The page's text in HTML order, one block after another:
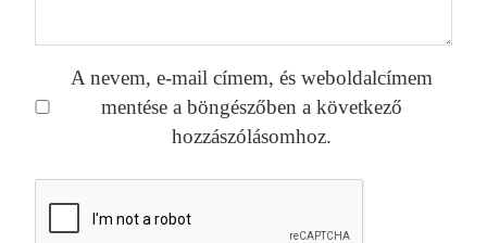
A nevem, e-mail címem, és weboldalcímem
mentése a böngészőben a következő
hozzászólásomhoz.